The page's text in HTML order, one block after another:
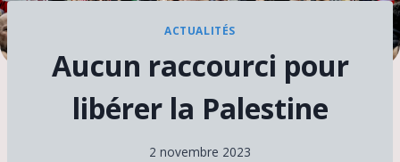
ACTUALITÉS
Aucun raccourci pour
libérer la Palestine
2 novembre 2023